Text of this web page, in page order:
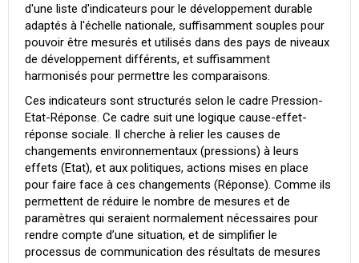
d'une liste d'indicateurs pour le développement durable
adaptés à l'échelle nationale, suffisamment souples pour
pouvoir être mesurés et utilisés dans des pays de niveaux
de développement différents, et suffisamment
harmonisés pour permettre les comparaisons.
Ces indicateurs sont structurés selon le cadre Pression-
Etat-Réponse. Ce cadre suit une logique cause-effet-
réponse sociale. Il cherche à relier les causes de
changements environnementaux (pressions) à leurs
effets (Etat), et aux politiques, actions mises en place
pour faire face à ces changements (Réponse). Comme ils
permettent de réduire le nombre de mesures et de
paramètres qui seraient normalement nécessaires pour
rendre compte d’une situation, et de simplifier le
processus de communication des résultats de mesures